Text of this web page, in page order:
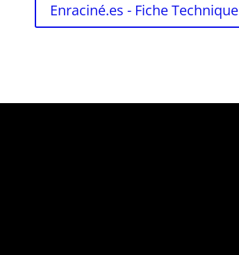
Enraciné.es - Fiche Technique